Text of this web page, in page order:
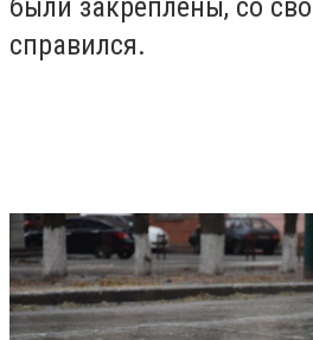
были закреплены, со
справился.